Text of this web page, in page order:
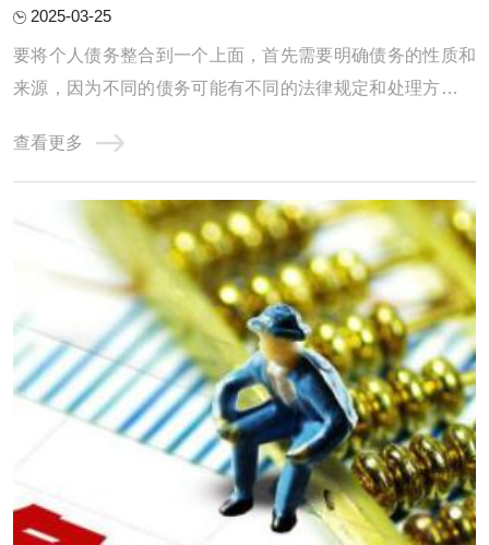
2025-03-25
要将个人债务整合到一个上面，首先需要明确债务的性质和
来源，因为不同的债务可能有不同的法律规定和处理方式。
类单独个人债务：这是指仅由一个人承担的债务，不涉及其
他共同债务人。共同债务：在某些情况下，个人债务可能转
化为共同债务。例如，根据《中华人民共和国 ...
查看更多